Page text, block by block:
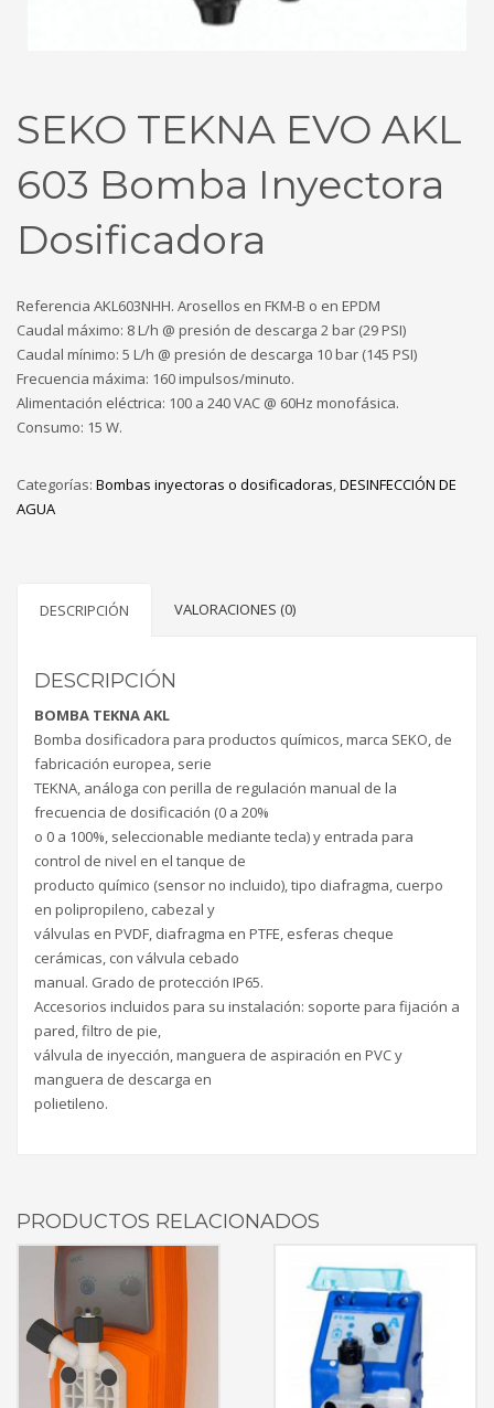
SEKO TEKNA EVO AKL
603 Bomba Inyectora
Dosificadora
Referencia AKL603NHH. Arosellos en FKM-B o en EPDM
Caudal máximo: 8 L/h @ presión de descarga 2 bar (29 PSI)
Caudal mínimo: 5 L/h @ presión de descarga 10 bar (145 PSI)
Frecuencia máxima: 160 impulsos/minuto.
Alimentación eléctrica: 100 a 240 VAC @ 60Hz monofásica.
Consumo: 15 W.
Categorías: Bombas inyectoras o dosificadoras,DESINFECCIÓN DE
AGUA
DESCRIPCIÓN VALORACIONES (0)
DESCRIPCIÓN
BOMBA TEKNA AKL
Bomba dosificadora para productos químicos, marca SEKO, de
fabricación europea, serie
TEKNA, análoga con perilla de regulación manual de la
frecuencia de dosificación (0 a 20%
o 0 a 100%, seleccionable mediante tecla) y entrada para
control de nivel en el tanque de
producto químico (sensor no incluido), tipo diafragma, cuerpo
en polipropileno, cabezal y
válvulas en PVDF, diafragma en PTFE, esferas cheque
cerámicas, con válvula cebado
manual. Grado de protección IP65.
Accesorios incluidos para su instalación: soporte para fijación a
pared, filtro de pie,
válvula de inyección, manguera de aspiración en PVC y
manguera de descarga en
polietileno.
PRODUCTOS RELACIONADOS